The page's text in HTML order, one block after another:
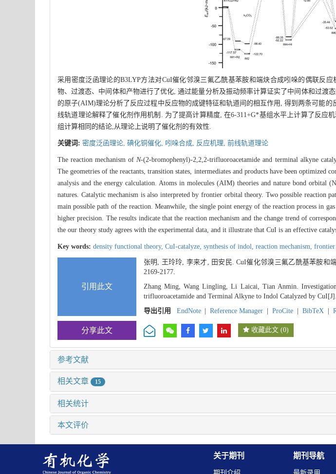
采用密度泛函理论的B3LYP方法对CuI催化邻溴三氟乙酰基苯胺和端炔合成吲哚的偶联反
物、过渡态、中间体和产物进行了优化, 通过能量分析及振动频率计算证实了中间体和过渡
的原子(AIM)理论分析了反应过程中反应物的成键特征和轨道间的相互作用, 得到两条可能的
线轨道理论解释了催化剂作用机制. 为了提高计算精度, 在6-311+G*基组水平上计算了反应
组计算相同的结论,从理论上说明了催化剂的有效性.
关键词: 密度泛函理论, 碘化铜催化, 吲哚合成, 反应机理, 前线轨道理论
The reaction mechanism of N-(2-bromophenyl)-2,2,2-trifluoroacetamide and terminal alkyne
The geometries of the reactants, transition states, intermediates and products have been
analysis and the energy calculation. Atoms in molecules (AIM) theories and nature bond orbital
natures. Catalytic mechanism is also interpreted by frontier orbital theory. Two possible reaction
main possible path of the reaction. Meanwhile, the single point energy of the reaction process in
higher precision. The results indicate that the reaction mechanism and the change trend of
the our theory study agrees with the experimental data, and it illustrate that CuI is an effective
Key words: density functional theory, CuI-catalyze, synthesis of indol, reaction mechanism, frontier
引用此文
张明, 王玲玲, 李来才, 田安民. CuI催化邻溴三氟乙酰基苯胺和
2169-2177.
Zhang Ming, Wang Lingling, Li Laicai, Tian Anmin.
trifluoroacetamide and Terminal Alkyne to Indol Catalyzed by
导出引用
EndNote Reference Manager ProCite BibTeX
分享此文 收藏此文 (0)
参考文献
相关文章 15
相关统计
本文评价
关于期刊 期刊导航